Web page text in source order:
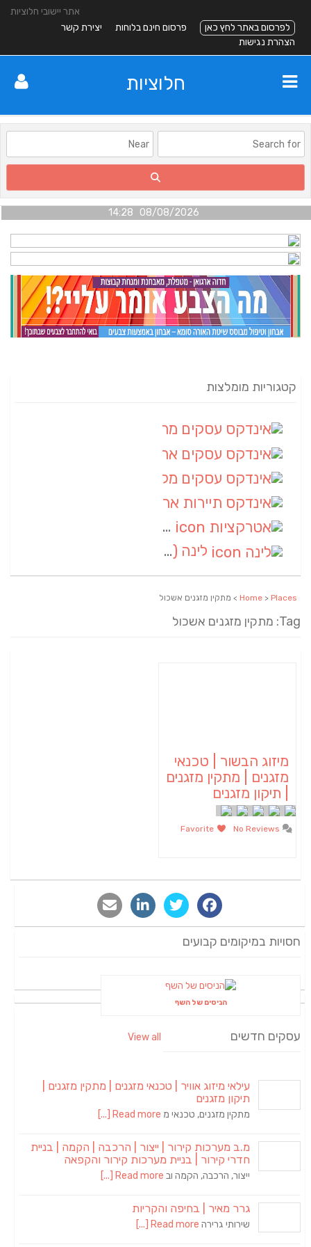
אתר יישובי חלוציות
לפרסום באתר לחץ כאן
פרסום חינם בלוחות
יצירת קשר
הצהרת נגישות
חלוציות
08/08/2026 14:28
קטגוריות מומלצות
אטרקציות
לינה (1)
Home > Places > מתקין מזגנים אשכול
Tag: מתקין מזגנים אשכול
מיזוג הבשור | טכנאי
מזגנים | מתקין מזגנים
| תיקון מזגנים
חסויות במיקומים קבועים
הניסים של השף
עסקים חדשים View all
עילאי מיזוג אוויר | טכנאי מזגנים | מתקין מזגנים |
תיקון מזגנים
מתקין מזגנים, טכנאי מ Read more [...]
מ.ב מערכות קירור | ייצור | הרכבה | הקמה | בניית
חדרי קירור | בניית מערכות קירור והקפאה
ייצור, הרכבה, הקמה וב Read more [...]
גרר מאיר | בחיפה והקריות
שירותי גרירה Read more [...]